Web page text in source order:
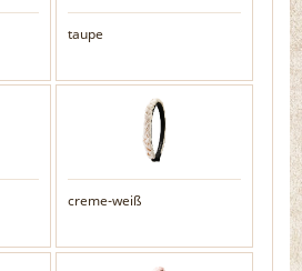
taupe
creme-weiß